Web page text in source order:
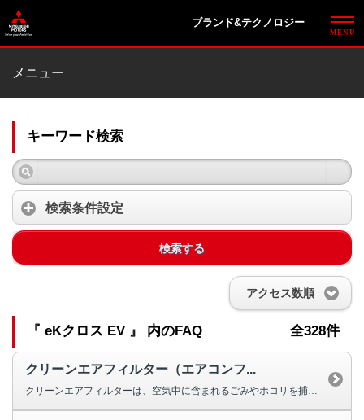
ブランド&テクノロジー
メニュー
キーワード検索
検索条件設定
検索する
アクセス数順
『 eKクロス EV 』 内のFAQ 全328件
クリーンエアフィルター（エアコンフ...